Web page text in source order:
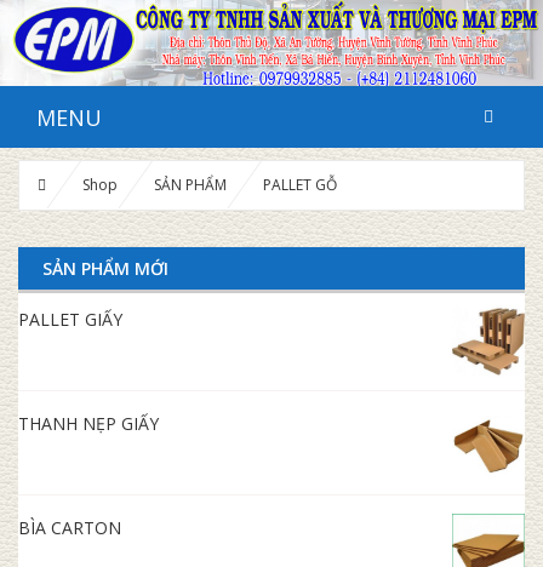
MENU
Shop SẢN PHẨM PALLET GỖ
SẢN PHẨM MỚI
PALLET GIẤY
THANH NẸP GIẤY
BÌA CARTON